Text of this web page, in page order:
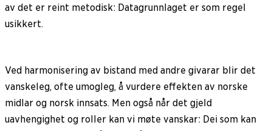
av det er reint metodisk: Datagrunnlaget er som regel
usikkert.
Ved harmonisering av bistand med andre givarar blir det
vanskeleg, ofte umogleg, å vurdere effekten av norske
midlar og norsk innsats. Men også når det gjeld
uavhengighet og roller kan vi møte vanskar: Dei som kan